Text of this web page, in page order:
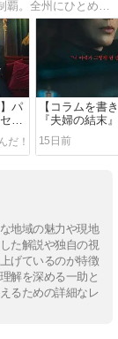
パ
ジ
見
【コラムを書
『夫婦の結末
ミンの手に汗
悪魔のような
ン
15日前
地域の魅力や現地
た解説や独自の視
げているのが特徴
解を深める一助と
るための詳細なレ